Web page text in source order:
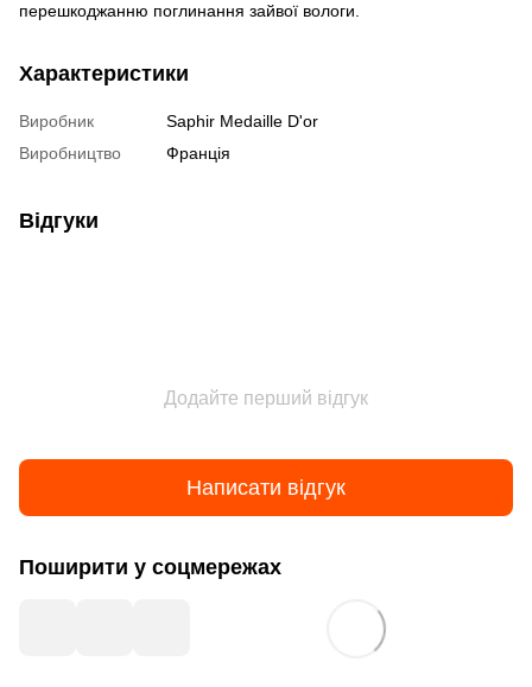
перешкоджанню поглинання зайвої вологи.
Характеристики
Виробник
Saphir Medaille D'or
Виробництво
Франція
Відгуки
Додайте перший відгук
Написати відгук
Поширити у соцмережах